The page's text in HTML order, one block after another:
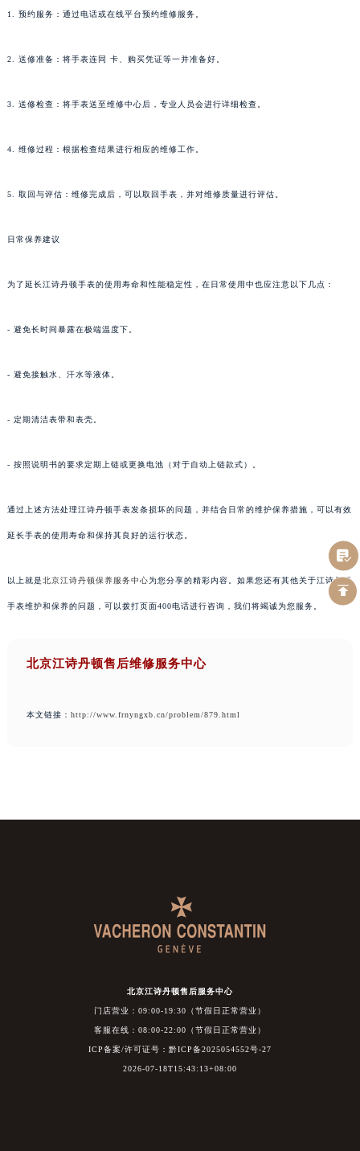
1. 预约服务：通过电话或在线平台预约维修服务。
2. 送修准备：将手表连同 卡、购买凭证等一并准备好。
3. 送修检查：将手表送至维修中心后，专业人员会进行详细检查。
4. 维修过程：根据检查结果进行相应的维修工作。
5. 取回与评估：维修完成后，可以取回手表，并对维修质量进行评估。
日常保养建议
为了延长江诗丹顿手表的使用寿命和性能稳定性，在日常使用中也应注意以下几点：
- 避免长时间暴露在极端温度下。
- 避免接触水、汗水等液体。
- 定期清洁表带和表壳。
- 按照说明书的要求定期上链或更换电池（对于自动上链款式）。
通过上述方法处理江诗丹顿手表发条损坏的问题，并结合日常的维护保养措施，可以有效
延长手表的使用寿命和保持其良好的运行状态。
以上就是北京江诗丹顿保养服务中心为您分享的精彩内容。如果您还有其他关于江诗丹顿
手表维护和保养的问题，可以拨打页面400电话进行咨询，我们将竭诚为您服务。
北京江诗丹顿售后维修服务中心
本文链接： http://www.frnyngxb.cn/problem/879.html
北京江诗丹顿售后服务中心
门店营业：09:00-19:30（节假日正常营业）
客服在线：08:00-22:00（节假日正常营业）
ICP备案/许可证号：黔ICP备2025054552号-27
2026-07-18T15:43:13+08:00